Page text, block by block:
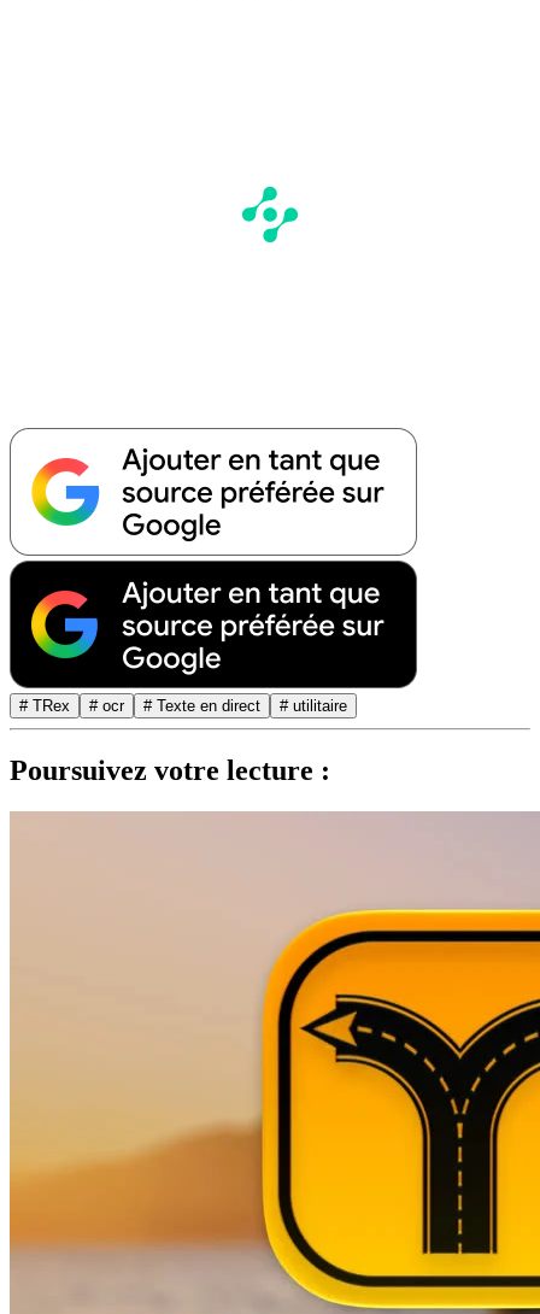
# TRex # ocr # Texte en direct # utilitaire
Poursuivez votre lecture :